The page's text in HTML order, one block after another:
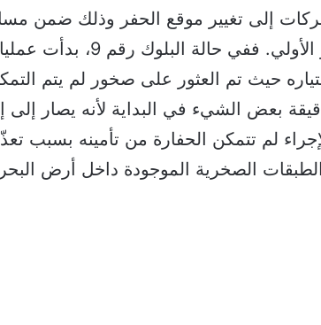
إلى تغيير موقع الحفر وذلك ضمن
وليس بعيدة عن موقع الحفر الأولي. ففي حالة
حيث تم العثور على صخور لم يتم
بعض الشيء في البداية لأنه يصار إلى
لم تتمكن الحفارة من تأمينه بسبب
الصخرية الموجودة داخل أرض